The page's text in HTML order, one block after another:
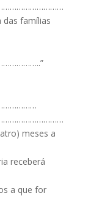
das famílias
meses a
receberá
a que for